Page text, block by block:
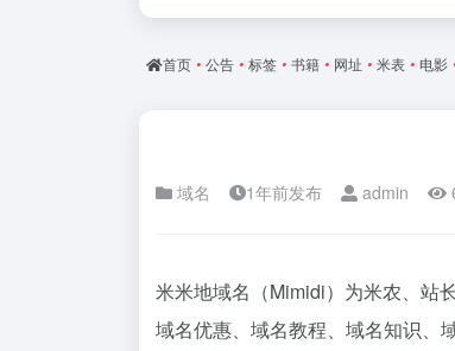
首页 • 公告 • 标签 • 书籍 • 网址 • 米表 • 电影
域名 1年前发布 admin
米米地域名（Mimidi）为米农、站
域名优惠、域名教程、域名知识、